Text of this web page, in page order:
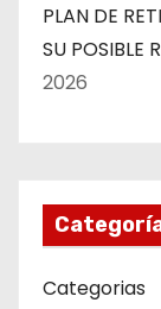
PLAN DE
SU POSIBLE
2026
Categorias